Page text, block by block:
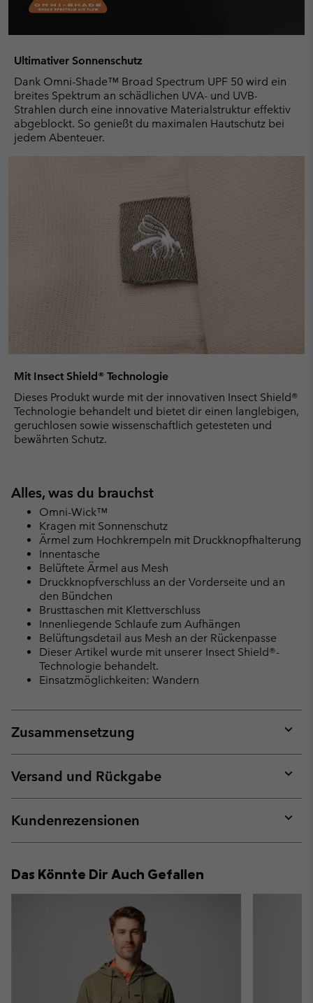
Ultimativer Sonnenschutz
Dank Omni-Shade™ Broad Spectrum UPF 50 wird ein
breites Spektrum an schädlichen UVA- und UVB-
Strahlen durch eine innovative Materialstruktur effektiv
abgeblockt. So genießt du maximalen Hautschutz bei
jedem Abenteuer.
Mit Insect Shield® Technologie
Dieses Produkt wurde mit der innovativen Insect Shield®
Technologie behandelt und bietet dir einen langlebigen,
geruchlosen sowie wissenschaftlich getesteten und
bewährten Schutz.
Alles, was du brauchst
Omni-Wick™
Kragen mit Sonnenschutz
Ärmel zum Hochkrempeln mit Druckknopfhalterung
Innentasche
Belüftete Ärmel aus Mesh
Druckknopfverschluss an der Vorderseite und an
den Bündchen
Brusttaschen mit Klettverschluss
Innenliegende Schlaufe zum Aufhängen
Belüftungsdetail aus Mesh an der Rückenpasse
Dieser Artikel wurde mit unserer Insect Shield®-
Technologie behandelt.
Einsatzmöglichkeiten: Wandern
Zusammensetzung
or
Versand und Rückgabe
or
Kundenrezensionen
or
Das Könnte Dir Auch Gefallen